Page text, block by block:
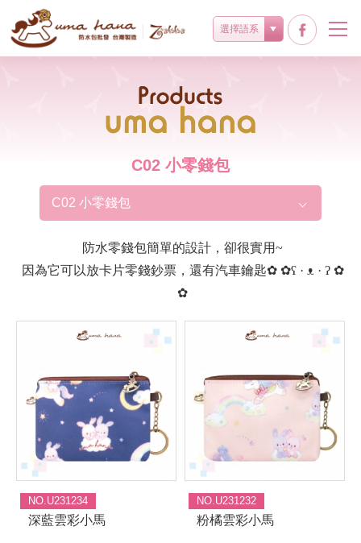
選擇語系
Products
C02 小零錢包
C02 小零錢包
防水零錢包簡單的設計，卻很實用~
因為它可以放卡片零錢鈔票，還有汽車鑰匙✿ ✿ʕ · ᴥ · ʔ ✿
✿
NO.U231234
深藍雲彩小馬
NO.U231232
粉橘雲彩小馬